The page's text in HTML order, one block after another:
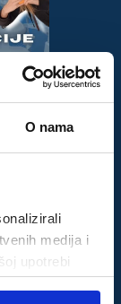
O nama
medija i
upotrebi